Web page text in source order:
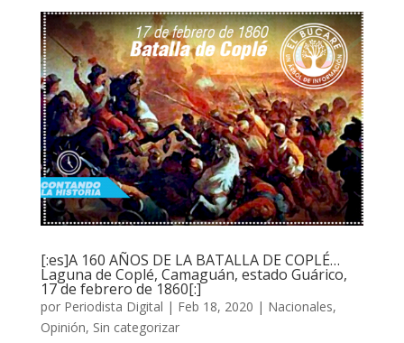
[:es]A 160 AÑOS DE LA BATALLA DE COPLÉ…
Laguna de Coplé, Camaguán, estado Guárico,
17 de febrero de 1860[:]
por Periodista Digital | Feb 18, 2020 | Nacionales,
Opinión, Sin categorizar